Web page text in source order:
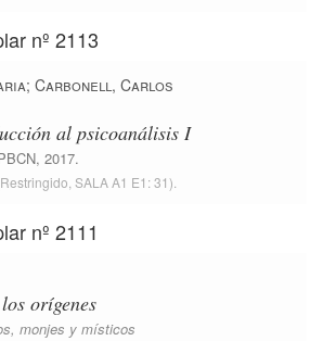
nº 2113
; Carbonell, Carlos
al psicoanálisis I
, 2017.
SALA A1 E1: 31).
nº 2111
orígenes
monjes y místicos